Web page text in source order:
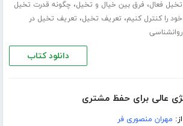
تخیل فعال، فرق بین خیال و تخیل، چگونه قدرت تخیل
خود را کنترل کنیم، تعریف تخیل، تعریف تخیل در
روانشناسی
دانلود کتاب
از: مهران منصوری فر